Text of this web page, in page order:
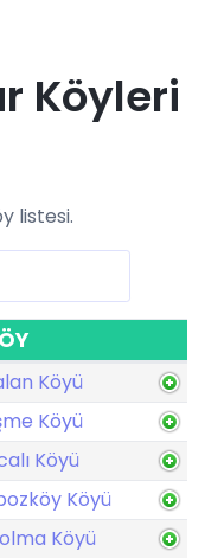
Köyleri
listesi.
Köyü
Köyü
Köyü
Köyü
Köyü